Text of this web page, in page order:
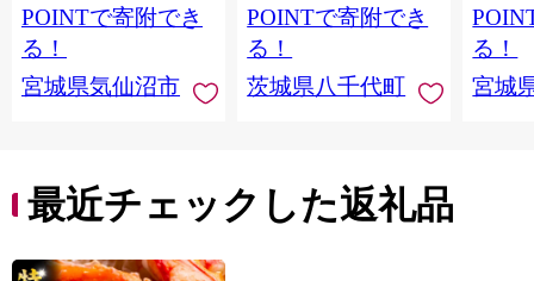
当 支援 サーモン 銀鮭
切り身 魚 わけあり
POINTで寄附でき
る！
宮城県気仙沼市
茨城 八千代町 ふるさ
と納税 冷凍 [SF951ya]
POINTで寄附でき
る！
茨城県八千代町
鮭 銀
介
る！
宮城
最近チェックした返礼品